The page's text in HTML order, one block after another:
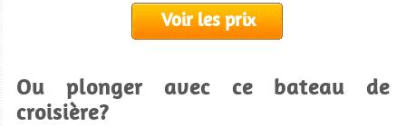
Voir les prix
Ou plonger avec ce bateau de
croisière?